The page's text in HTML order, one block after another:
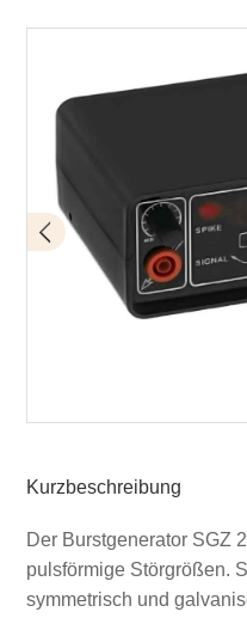
Messstrategie mit SGZ -
Messstrategie mit SGZ -
Magnetfelder
Kurzbeschreibung
Der Burstgenerator SGZ
pulsförmige Störgrößen.
symmetrisch und